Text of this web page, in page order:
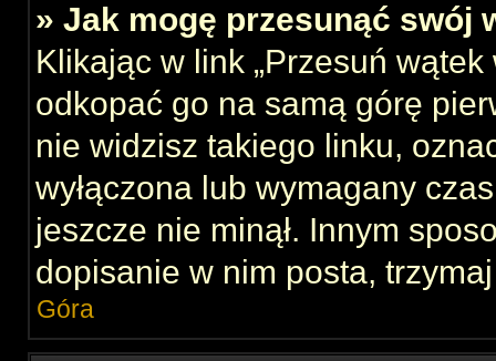
» Jak mogę przesunąć swój
Klikając w link „Przesuń
odkopać go na samą górę
nie widzisz takiego linku,
wyłączona lub wymagany
jeszcze nie minął. Innym
dopisanie w nim posta,
Góra